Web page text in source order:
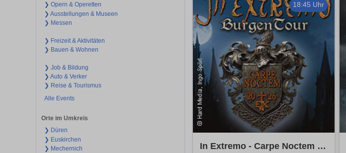
❯ Opern & Operetten
❯ Ausstellungen & Museen
❯ Messen
❯ Freizeit & Aktivitäten
❯ Bauen & Wohnen
❯ Job & Bildung
❯ Auto & Verker
❯ Reise & Tourismus
Alle Events
Orte im Umkreis
❯ Düren
❯ Euskirchen
❯ Mechernich
18:45 Uhr
In Extremo - Carpe Noctem -